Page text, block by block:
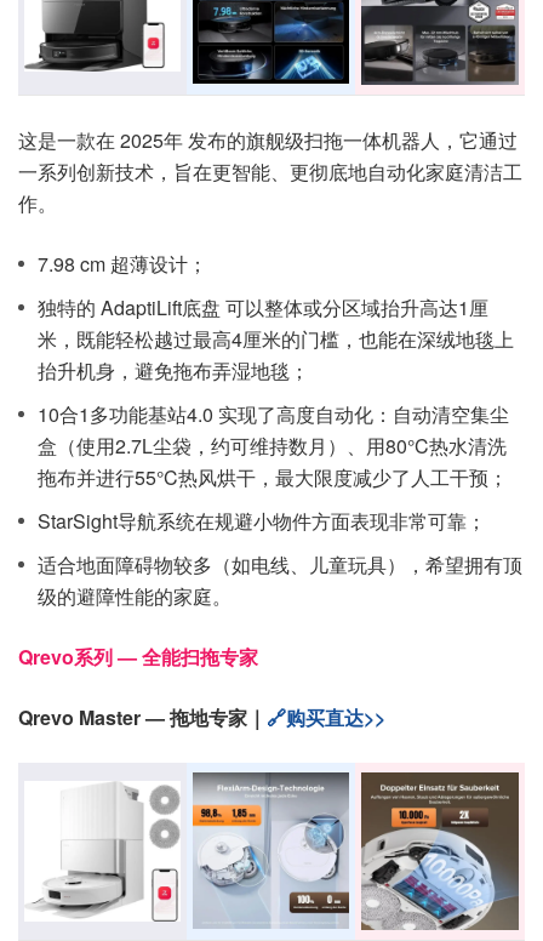
这是一款在 2025年 发布的旗舰级扫拖一体机器人，它通过
一系列创新技术，旨在更智能、更彻底地自动化家庭清洁工
作。
7.98 cm 超薄设计；
独特的 AdaptiLift底盘 可以整体或分区域抬升高达1厘
米，既能轻松越过最高4厘米的门槛，也能在深绒地毯上
抬升机身，避免拖布弄湿地毯；
10合1多功能基站4.0 实现了高度自动化：自动清空集尘
盒（使用2.7L尘袋，约可维持数月）、用80°C热水清洗
拖布并进行55°C热风烘干，最大限度减少了人工干预；
StarSight导航系统在规避小物件方面表现非常可靠；
适合地面障碍物较多（如电线、儿童玩具），希望拥有顶
级的避障性能的家庭。
Qrevo系列 — 全能扫拖专家
Qrevo Master — 拖地专家｜ 🔗购买直达>>